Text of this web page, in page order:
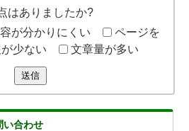
はありましたか?
が分かりにくい
ページを
少ない 文章量が多い
送信
い合わせ